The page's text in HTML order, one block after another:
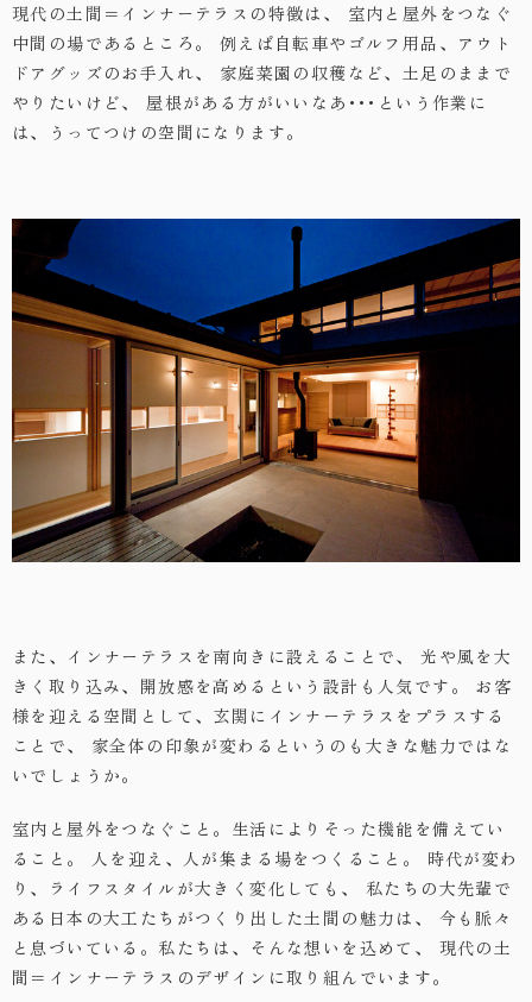
現代の土間＝インナーテラスの特徴は、
室内と屋外をつなぐ
中間の場であるところ。
例えば自転車やゴルフ用品、アウト
ドアグッズのお手入れ、
家庭菜園の収穫など、土足のままで
やりたいけど、
屋根がある方がいいなあ･･･という作業に
は、うってつけの空間になります。
また、インナーテラスを南向きに設えることで、
光や風を大
きく取り込み、開放感を高めるという設計も人気です。
お客
様を迎える空間として、玄関にインナーテラスをプラスする
ことで、
家全体の印象が変わるというのも大きな魅力ではな
いでしょうか。
室内と屋外をつなぐこと。生活によりそった機能を備えてい
ること。
人を迎え、人が集まる場をつくること。
時代が変わ
り、ライフスタイルが大きく変化しても、
私たちの大先輩で
ある日本の大工たちがつくり出した土間の魅力は、
今も脈々
と息づいている。私たちは、そんな想いを込めて、
現代の土
間＝インナーテラスのデザインに取り組んでいます。